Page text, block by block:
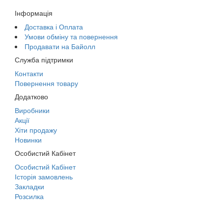
Інформація
Доставка і Оплата
Умови обміну та повернення
Продавати на Байолл
Служба підтримки
Контакти
Повернення товару
Додатково
Виробники
Акції
Хіти продажу
Новинки
Особистий Кабінет
Особистий Кабінет
Історія замовлень
Закладки
Розсилка